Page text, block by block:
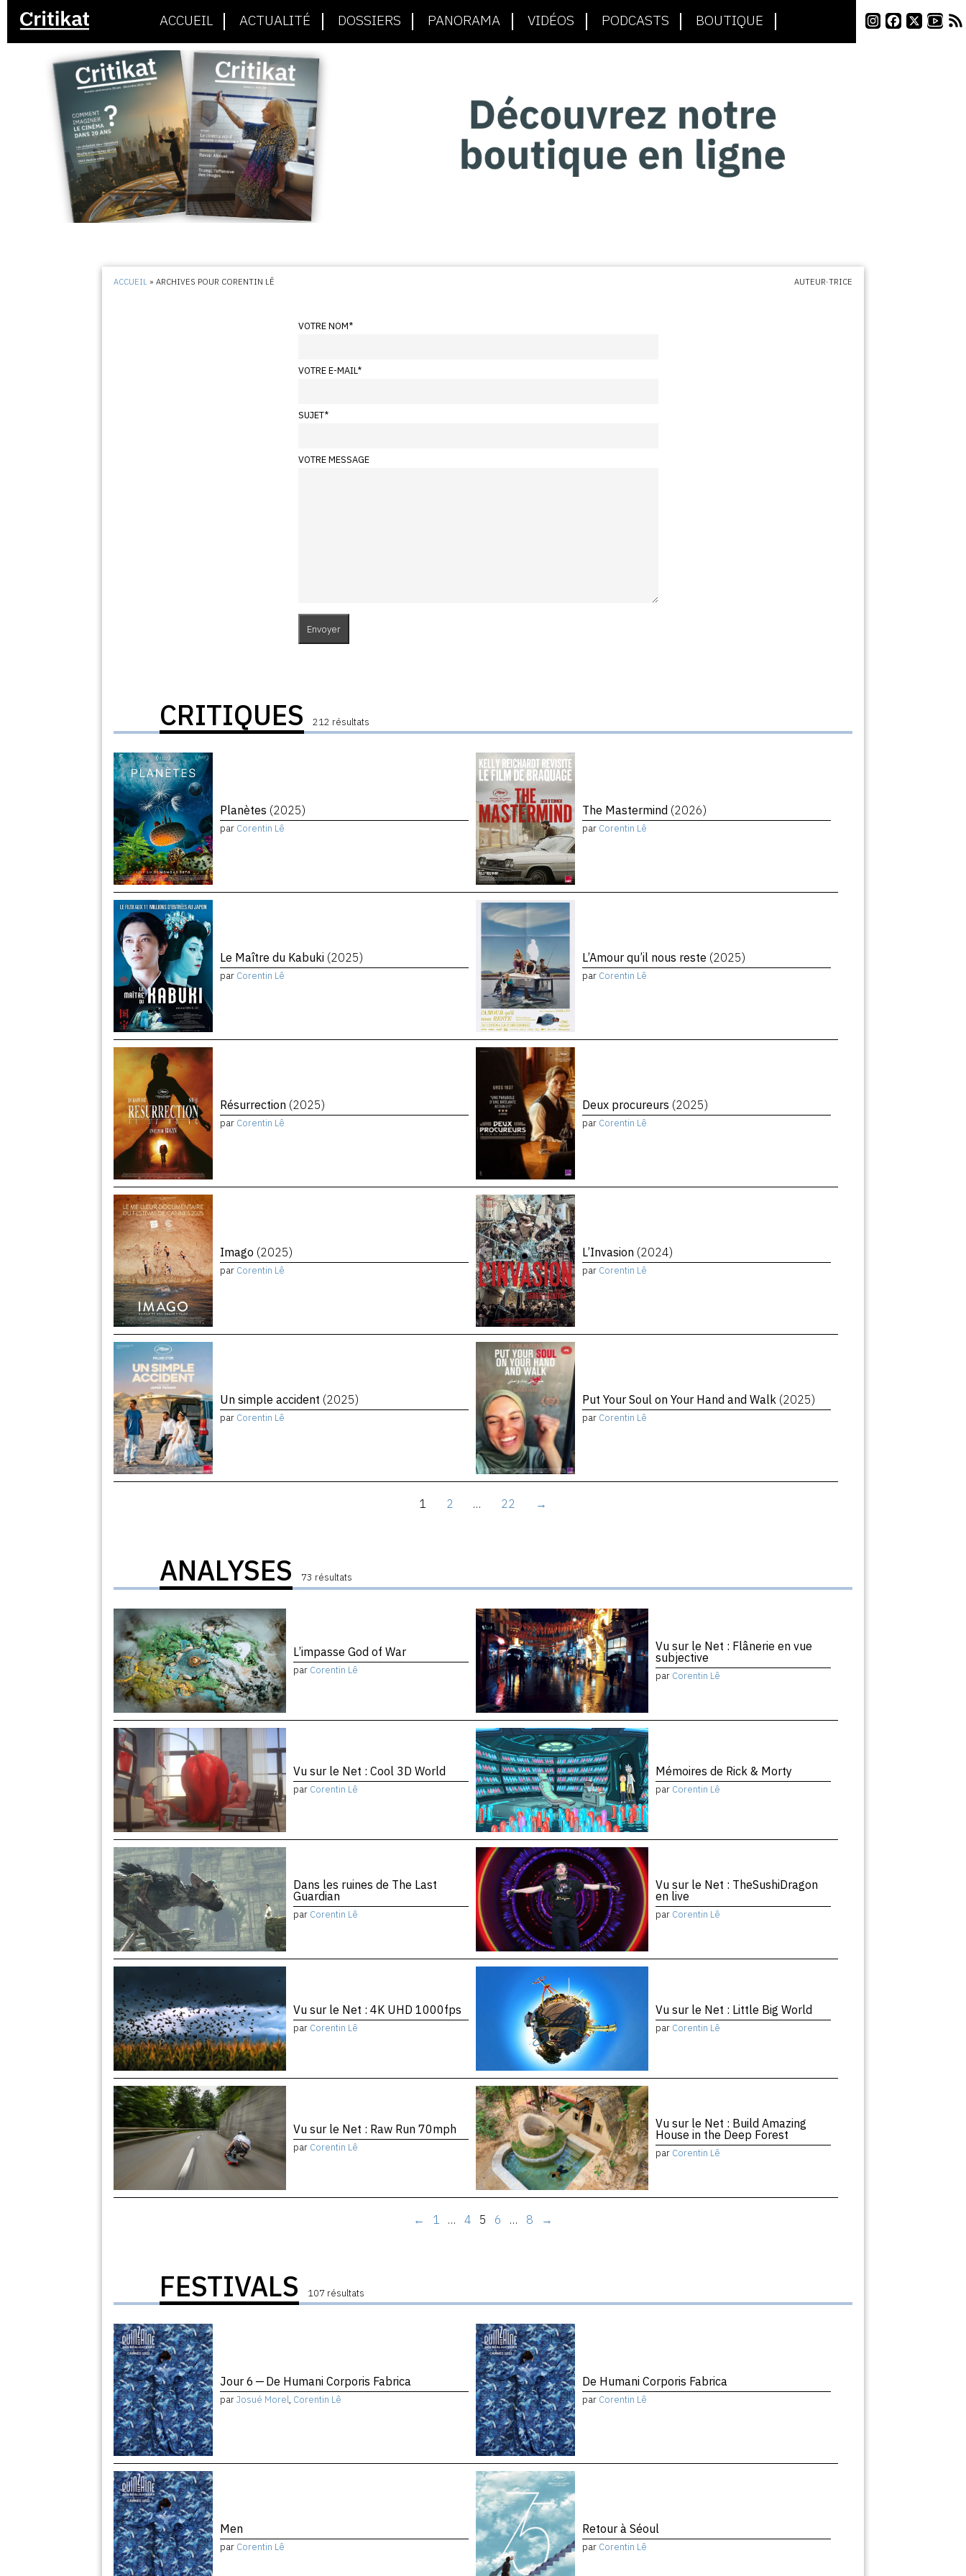
ACCUEIL ACTUALITÉ DOSSIERS PANORAMA VIDÉOS PODCASTS BOUTIQUE
ACCUEIL »ARCHIVES POUR CORENTIN LÊ AUTEUR·TRICE
VOTRE NOM*
VOTRE E-MAIL*
SUJET*
VOTRE MESSAGE
CRITIQUES 212 résultats
Planètes (2025)
par Corentin Lê
The Mastermind (2026)
par Corentin Lê
Le Maître du Kabuki (2025)
par Corentin Lê
L’Amour qu’il nous reste (2025)
par Corentin Lê
Résurrection (2025)
par Corentin Lê
Deux procureurs (2025)
par Corentin Lê
Imago (2025)
par Corentin Lê
L’Invasion (2024)
par Corentin Lê
Un simple accident (2025)
par Corentin Lê
Put Your Soul on Your Hand and Walk (2025)
par Corentin Lê
1 2 … 22 →
ANALYSES 73 résultats
L’impasse God of War
par Corentin Lê
Vu sur le Net : Flânerie en vue
subjective
par Corentin Lê
Vu sur le Net : Cool 3D World
par Corentin Lê
Mémoires de Rick & Morty
par Corentin Lê
Dans les ruines de The Last
Guardian
par Corentin Lê
Vu sur le Net : TheSushiDragon
en live
par Corentin Lê
Vu sur le Net : 4K UHD 1000fps
par Corentin Lê
Vu sur le Net : Little Big World
par Corentin Lê
Vu sur le Net : Raw Run 70mph
par Corentin Lê
Vu sur le Net : Build Amazing
House in the Deep Forest
par Corentin Lê
← 1 … 4 5 6 … 8 →
FESTIVALS 107 résultats
Jour 6 — De Humani Corporis Fabrica
parJosué Morel, Corentin Lê
De Humani Corporis Fabrica
par Corentin Lê
Men
par Corentin Lê
Retour à Séoul
par Corentin Lê